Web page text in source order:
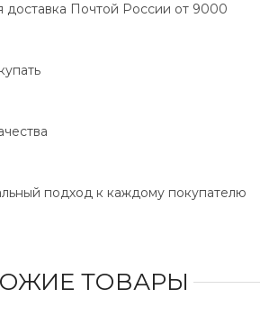
доставка Почтой России от 9000
подход к каждому покупателю
ТОВАРЫ